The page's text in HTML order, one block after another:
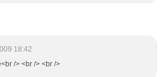
18:42
/> <br /> <br />